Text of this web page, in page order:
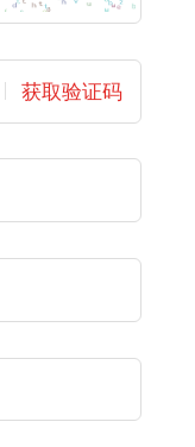
获取验证码